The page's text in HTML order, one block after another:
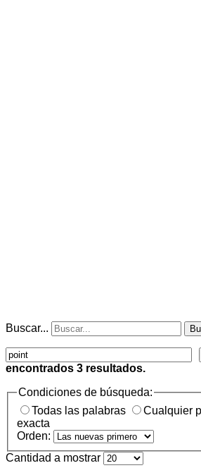
Buscar...
encontrados 3 resultados.
Condiciones de búsqueda:
Todas las palabras
Cualquier
exacta
Orden:
Cantidad a mostrar